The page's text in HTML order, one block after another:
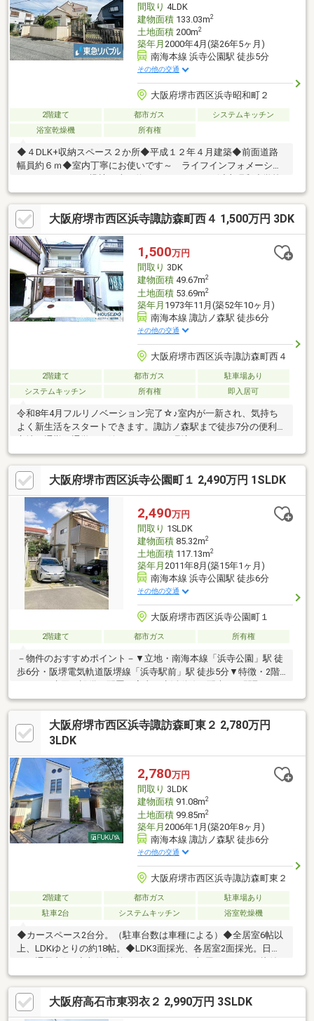
間取り 4LDK
建物面積133.03m2
土地面積200m2
築年月 2000年4月(築26年5ヶ月)
南海本線 浜寺公園駅 徒歩5分
その他の交通
大阪府堺市西区浜寺昭和町２
2階建て 都市ガス
システムキッチン
浴室乾燥機
所有権
◆４DLK+収納スペース２か所◆平成１２年４月建築◆前面道路
幅員約６ｍ◆室内丁寧にお使いです～ ライフインフォメーショ
（約３９０ｍ）・浜寺南中学校（約１，１６０ｍ）◆上記内容は
一部のご紹介です。 ぜひ室内をご覧になってお確かめくださ
い。 ご案内・資料請求など随時承っておりますので、お気軽に
お問い合わせください。 ご連絡心よりお待ちしております。
（フリーコール ０１２０－１０９－５８２）
大阪府堺市西区浜寺諏訪森町西４ 1,500万円 3DK
1,500万円
間取り 3DK
建物面積49.67m2
土地面積53.69m2
築年月 1973年11月(築52年10ヶ月)
南海本線 諏訪ノ森駅 徒歩6分
その他の交通
大阪府堺市西区浜寺諏訪森町西４
2階建て 都市ガス
駐車場あり
システムキッチン
所有権 即入居可
令和8年4月フルリノベーション完了☆♪室内が一新され、気持ち
よく新生活をスタートできます。諏訪ノ森駅まで徒歩7分の便利な
やイオンも徒歩5分圏内。毎日のお買い物もラクラク。“新しさ・
利便性・暮らしやすさ”が揃ったおすすめの住まいです。
大阪府堺市西区浜寺公園町１ 2,490万円 1SLDK
2,490万円
間取り 1SLDK
建物面積85.32m2
土地面積117.13m2
築年月 2011年8月(築15年1ヶ月)
南海本線 浜寺公園駅 徒歩6分
その他の交通
大阪府堺市西区浜寺公園町１
2階建て 都市ガス 所有権
－物件のおすすめポイント－▼立地・南海本線「浜寺公園」駅 徒
歩6分・阪堺電気軌道阪堺線「浜寺駅前」駅 徒歩5分▼特徴・2階
LDKは約15.5帖、3面採光を確保・納戸は窓・収納付、多目的に利
用可能・収納力のあるWICを2箇所に設置・アウトドア用品等も収
納できるSIC有・水回り各所には窓があり、こまめな換気が可能▼
設備・南西向きのバルコニー▼周辺環境・浜寺昭和小学校 徒歩6
━━━━━・・・物件の詳細・ご相談はお気軽にお問い合わせく
ださい。
大阪府堺市西区浜寺諏訪森町東２ 2,780万円
3LDK
2,780万円
間取り 3LDK
建物面積91.08m2
土地面積99.85m2
築年月 2006年1月(築20年8ヶ月)
南海本線 諏訪ノ森駅 徒歩6分
その他の交通
大阪府堺市西区浜寺諏訪森町東２
2階建て 都市ガス
駐車場あり
駐車2台
システムキッチン 浴室乾燥機
◆カースペース2台分。（駐車台数は車種による）◆全居室6帖以
上、LDKゆとりの約18帖。◆LDK3面採光、各居室2面採光。日当
きます。【周辺環境】●堺市立浜寺小学校まで約140ｍ●堺市立浜
寺南中学校まで約1500ｍ●ファミリーマート 諏訪ノ森駅前店まで
約350ｍ●サンディ 諏訪ノ森店まで約450ｍ●イオンタウン諏訪の
森まで約450ｍ●ウエルシア堺諏訪ノ森店まで約500ｍ●諏訪ノ森郵
大阪府高石市東羽衣２ 2,990万円 3SLDK